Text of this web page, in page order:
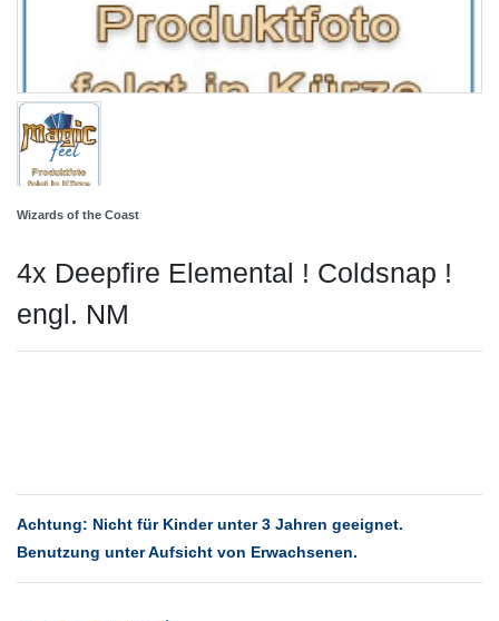
Wizards of the Coast
4x Deepfire Elemental ! Coldsnap !
engl. NM
Achtung: Nicht für Kinder unter 3 Jahren geeignet.
Benutzung unter Aufsicht von Erwachsenen.